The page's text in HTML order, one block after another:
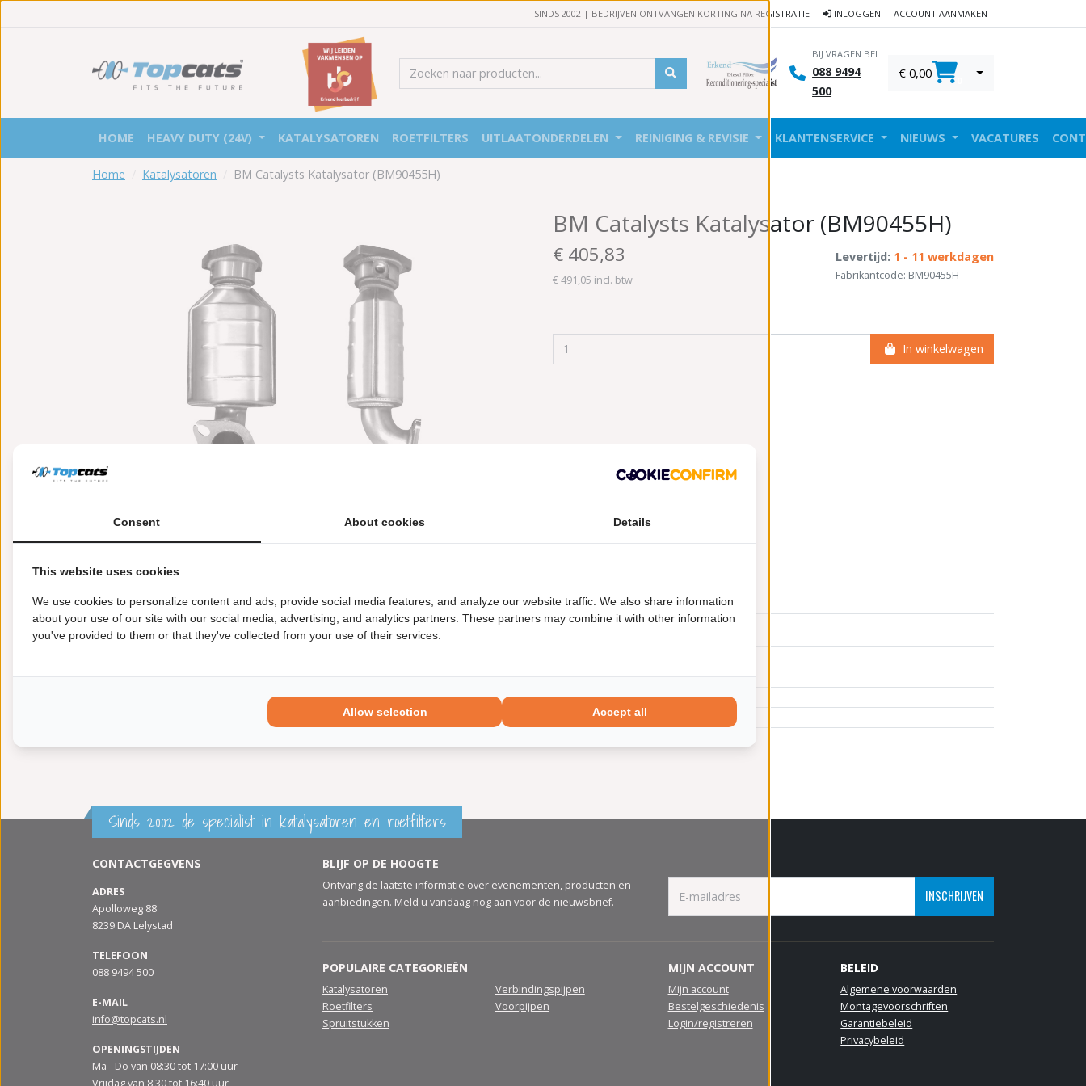
SINDS 2002 | BEDRIJVEN ONTVANGEN KORTING NA REGISTRATIE INLOGGEN ACCOUNT AANMAKEN
BIJ VRAGEN BEL
088 9494
500
€ 0,00
HOME HEAVY DUTY (24V) KATALYSATOREN ROETFILTERS UITLAATONDERDELEN REINIGING & REVISIE KLANTENSERVICE NIEUWS VACATURES
Home Katalysatoren BM Catalysts Katalysator (BM90455H)
BM Catalysts Katalysator (BM90455H)
€ 405,83
€ 491,05 incl. btw
Levertijd: 1 - 11 werkdagen
Fabrikantcode: BM90455H
In winkelwagen
Garantie:2 jaar garantie
Enkel in combinatie met:FK90455
Sinds 2002 de specialist in katalysatoren en roetfilters
CONTACTGEGVENS
ADRES
Apolloweg 88
8239 DA Lelystad
TELEFOON
088 9494 500
E-MAIL
info@topcats.nl
OPENINGSTIJDEN
Ma - Do van 08:30 tot 17:00 uur
BLIJF OP DE HOOGTE
Ontvang de laatste informatie over evenementen, producten en
aanbiedingen. Meld u vandaag nog aan voor de nieuwsbrief.
INSCHRIJVEN
POPULAIRE CATEGORIEËN
Katalysatoren
Roetfilters
Spruitstukken
Verbindingspijpen
Voorpijpen
MIJN ACCOUNT
Mijn account
Bestelgeschiedenis
Login/registreren
BELEID
Algemene voorwaarden
Montagevoorschriften
Garantiebeleid
Privacybeleid
Consent About cookies Details
This website uses cookies
We use cookies to personalize content and ads, provide social media features, and analyze our website traffic. We also share information
about your use of our site with our social media, advertising, and analytics partners. These partners may combine it with other information
you've provided to them or that they've collected from your use of their services.
Allow selection Accept all